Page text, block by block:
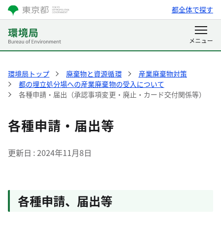
都全体で探す
環境局トップ 廃棄物と資源循環
産業廃棄物対策
都の埋立処分場への産業廃棄物の受入について
各種申請・届出（承認事項変更・廃止・カード交付関係等）
各種申請・届出等
更新日 2024年11月8日
各種申請、届出等